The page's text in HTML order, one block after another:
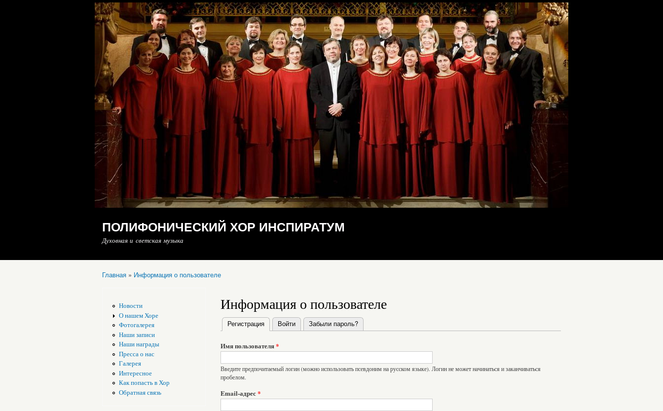
Перейти к
основному
содержанию
ПОЛИФОНИЧЕСКИЙ ХОР ИНСПИРАТУМ
Духовная и светская музыка
Главная » Информация о пользователе
Новости
О нашем Хоре
Фотогалерея
Наши записи
Наши награды
Пресса о нас
Галерея
Интересное
Как попасть в Хор
Обратная связь
Информация о пользователе
Главные вкладки
Регистрация (активная вкладка)
Войти Забыли пароль?
Имя пользователя*
Введите предпочитаемый логин (можно использовать псевдоним на русском языке). Логин не может начинаться и заканчиваться
пробелом.
Email-адрес*